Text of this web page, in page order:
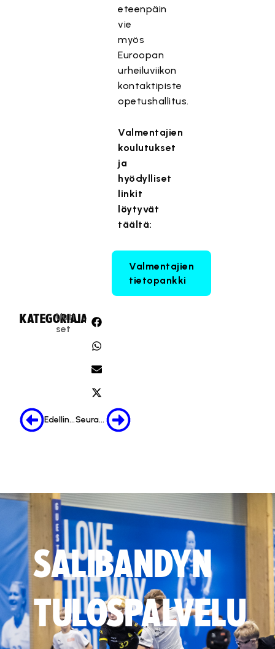
eteenpäin
vie
myös
Euroopan
urheiluviikon
kontaktipiste
opetushallitus.
Valmentajien
koulutukset
ja
hyödylliset
linkit
löytyvät
täältä:
Valmentajien
tietopankki
KATEGORIA:
Uuti
set
JAA:
Edellinen Seuraava
SALIBANDYN
TULOSPALVELU